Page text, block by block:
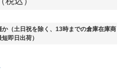
か（土日祝を除く、13時までの倉庫在庫商
即日出荷）